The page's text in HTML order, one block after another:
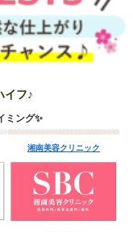
イフ♪
ミング✨
湘南美容クリニック